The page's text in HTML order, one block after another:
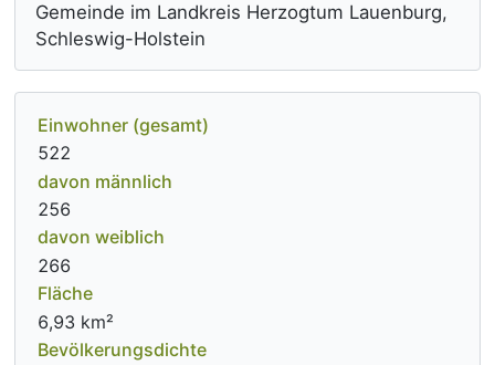
Gemeinde im Landkreis Herzogtum Lauenburg,
Schleswig-Holstein
Einwohner (gesamt)
522
davon männlich
256
davon weiblich
266
Fläche
6,93 km²
Bevölkerungsdichte